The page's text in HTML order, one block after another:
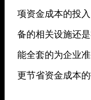
项资金成本的投
备的相关设施还
能全套的为企业
更节省资金成本的